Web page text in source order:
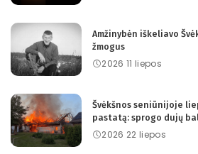
Amžinybėn iškeliavo
žmogus
2026 11 liepos
Švėkšnos seniūnijoje
pastatą: sprogo dujų
2026 22 liepos